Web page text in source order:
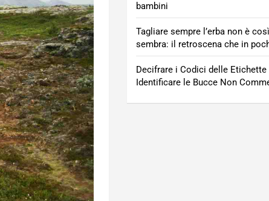
bambini
Tagliare sempre l’erba non è
sembra: il retroscena che in
Decifrare i Codici delle
Identificare le Bucce Non